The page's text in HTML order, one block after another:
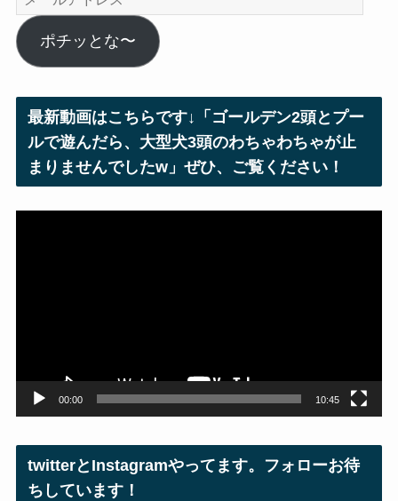
ー
ル
ア
ス
ポチッとな〜
最新動画はこちらです↓「ゴールデン2頭とプー
ルで遊んだら、大型犬3頭のわちゃわちゃが止
まりませんでしたw」ぜひ、ご覧ください！
00:00 10:45
twitterとInstagramやってます。フォローお待
ちしています！